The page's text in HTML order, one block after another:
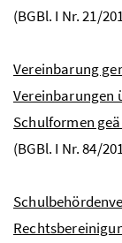
(BGBl. I Nr. 21/
Vereinbarung
Vereinbarungen
Schulformen
(BGBl. I Nr. 84/